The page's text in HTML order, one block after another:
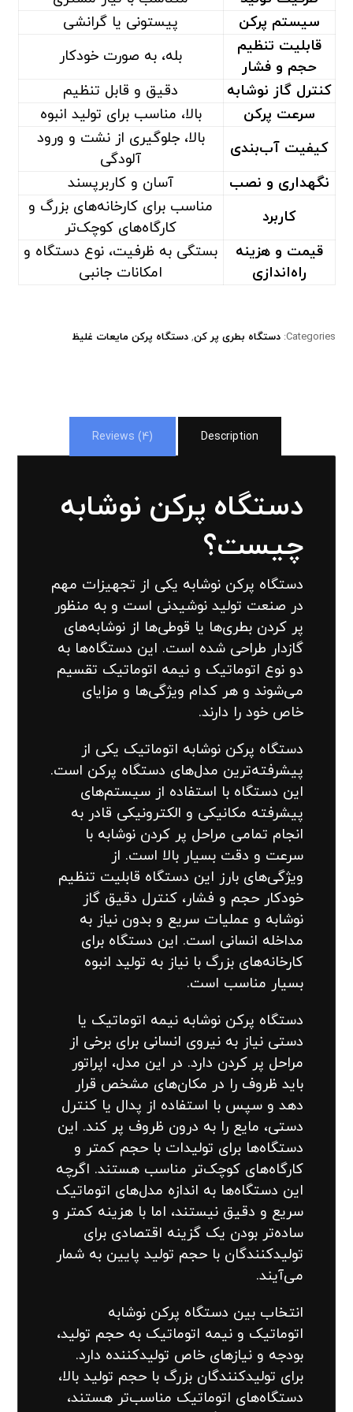
سیستم پرکن
پیستونی یا گرانشی
قابلیت تنظیم
حجم و فشار
بله، به صورت خودکار
کنترل گاز نوشابه
دقیق و قابل تنظیم
سرعت پرکن
بالا، مناسب برای تولید انبوه
کیفیت آب‌بندی
بالا، جلوگیری از نشت و ورود
آلودگی
نگهداری و نصب
آسان و کاربرپسند
کاربرد
مناسب برای کارخانه‌های بزرگ و
کارگاه‌های کوچک‌تر
قیمت و هزینه
راه‌اندازی
بستگی به ظرفیت، نوع دستگاه و
امکانات جانبی
Categories: دستگاه بطری پر کن,دستگاه پرکن مایعات غلیظ
Description
Reviews (4)
دستگاه پرکن نوشابه
چیست؟
دستگاه پرکن نوشابه یکی از تجهیزات مهم
در صنعت تولید نوشیدنی است و به منظور
پر کردن بطری‌ها یا قوطی‌ها از نوشابه‌های
گازدار طراحی شده است. این دستگاه‌ها به
دو نوع اتوماتیک و نیمه اتوماتیک تقسیم
می‌شوند و هر کدام ویژگی‌ها و مزایای
خاص خود را دارند.
دستگاه پرکن نوشابه اتوماتیک یکی از
پیشرفته‌ترین مدل‌های دستگاه پرکن است.
این دستگاه با استفاده از سیستم‌های
پیشرفته مکانیکی و الکترونیکی قادر به
انجام تمامی مراحل پر کردن نوشابه با
سرعت و دقت بسیار بالا است. از
ویژگی‌های بارز این دستگاه قابلیت تنظیم
خودکار حجم و فشار، کنترل دقیق گاز
نوشابه و عملیات سریع و بدون نیاز به
مداخله انسانی است. این دستگاه برای
کارخانه‌های بزرگ با نیاز به تولید انبوه
بسیار مناسب است.
دستگاه پرکن نوشابه نیمه اتوماتیک یا
دستی نیاز به نیروی انسانی برای برخی از
مراحل پر کردن دارد. در این مدل، اپراتور
باید ظروف را در مکان‌های مشخص قرار
دهد و سپس با استفاده از پدال یا کنترل
دستی، مایع را به درون ظروف پر کند. این
دستگاه‌ها برای تولیدات با حجم کمتر و
کارگاه‌های کوچک‌تر مناسب هستند. اگرچه
این دستگاه‌ها به اندازه مدل‌های اتوماتیک
سریع و دقیق نیستند، اما با هزینه کمتر و
ساده‌تر بودن یک گزینه اقتصادی برای
تولیدکنندگان با حجم تولید پایین به شمار
می‌آیند.
انتخاب بین دستگاه پرکن نوشابه
اتوماتیک و نیمه اتوماتیک به حجم تولید،
بودجه و نیازهای خاص تولیدکننده دارد.
برای تولیدکنندگان بزرگ با حجم تولید بالا،
دستگاه‌های اتوماتیک مناسب‌تر هستند،